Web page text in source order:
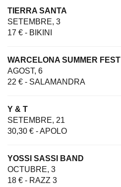
TIERRA SANTA
SETEMBRE, 3
17 € - BIKINI
WARCELONA SUMMER FEST
AGOST, 6
22 € - SALAMANDRA
Y & T
SETEMBRE, 21
30,30 € - APOLO
YOSSI SASSI BAND
OCTUBRE, 3
18 € - RAZZ 3